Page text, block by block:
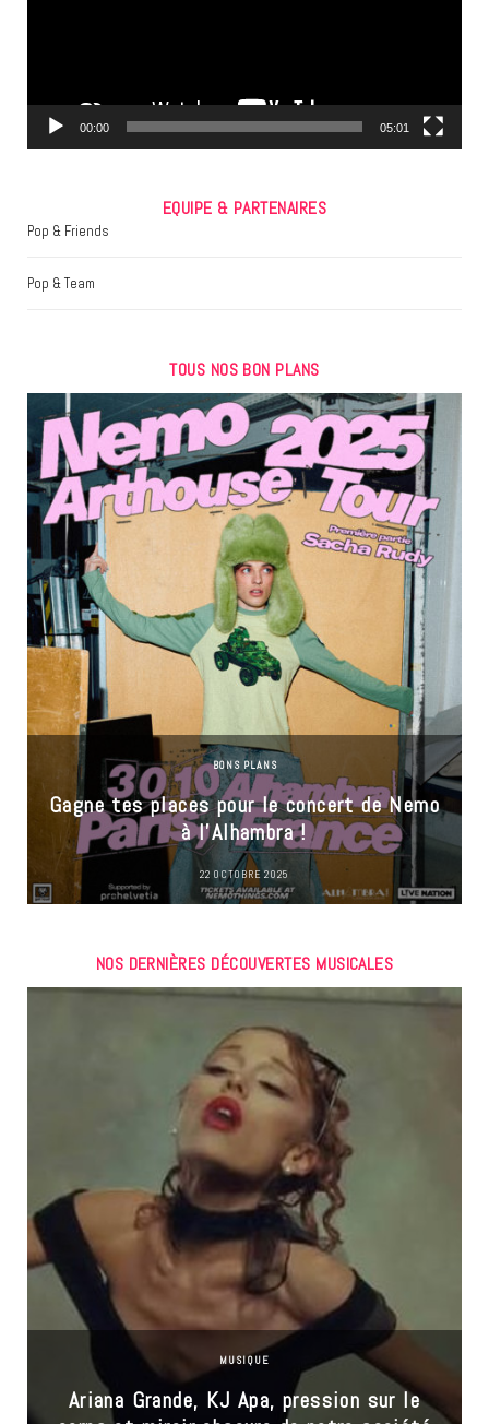
m
00:00 05:01
EQUIPE & PARTENAIRES
Pop & Friends
Pop & Team
TOUS NOS BON PLANS
BONS PLANS
Gagne tes places pour le concert de Nemo
à l’Alhambra !
22 OCTOBRE 2025
NOS DERNIÈRES DÉCOUVERTES MUSICALES
MUSIQUE
Ariana Grande, KJ Apa, pression sur le